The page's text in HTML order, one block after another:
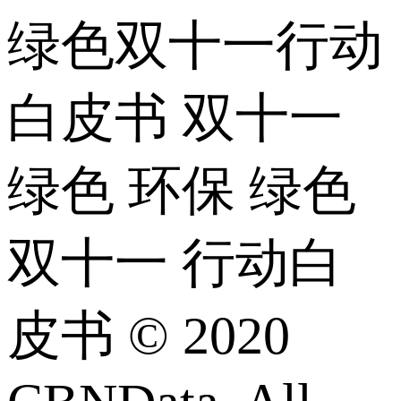
绿色双十一行动
白皮书 双十一
绿色 环保 绿色
双十一 行动白
皮书 © 2020